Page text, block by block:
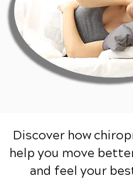
Discover how
help you move
and feel your